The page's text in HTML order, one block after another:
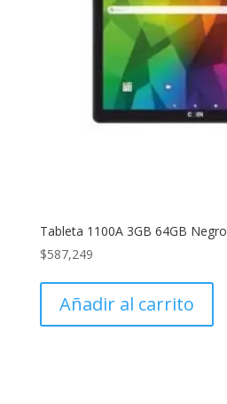
Tableta 1100A 3GB 64GB Negro
$587,249
Añadir al carrito